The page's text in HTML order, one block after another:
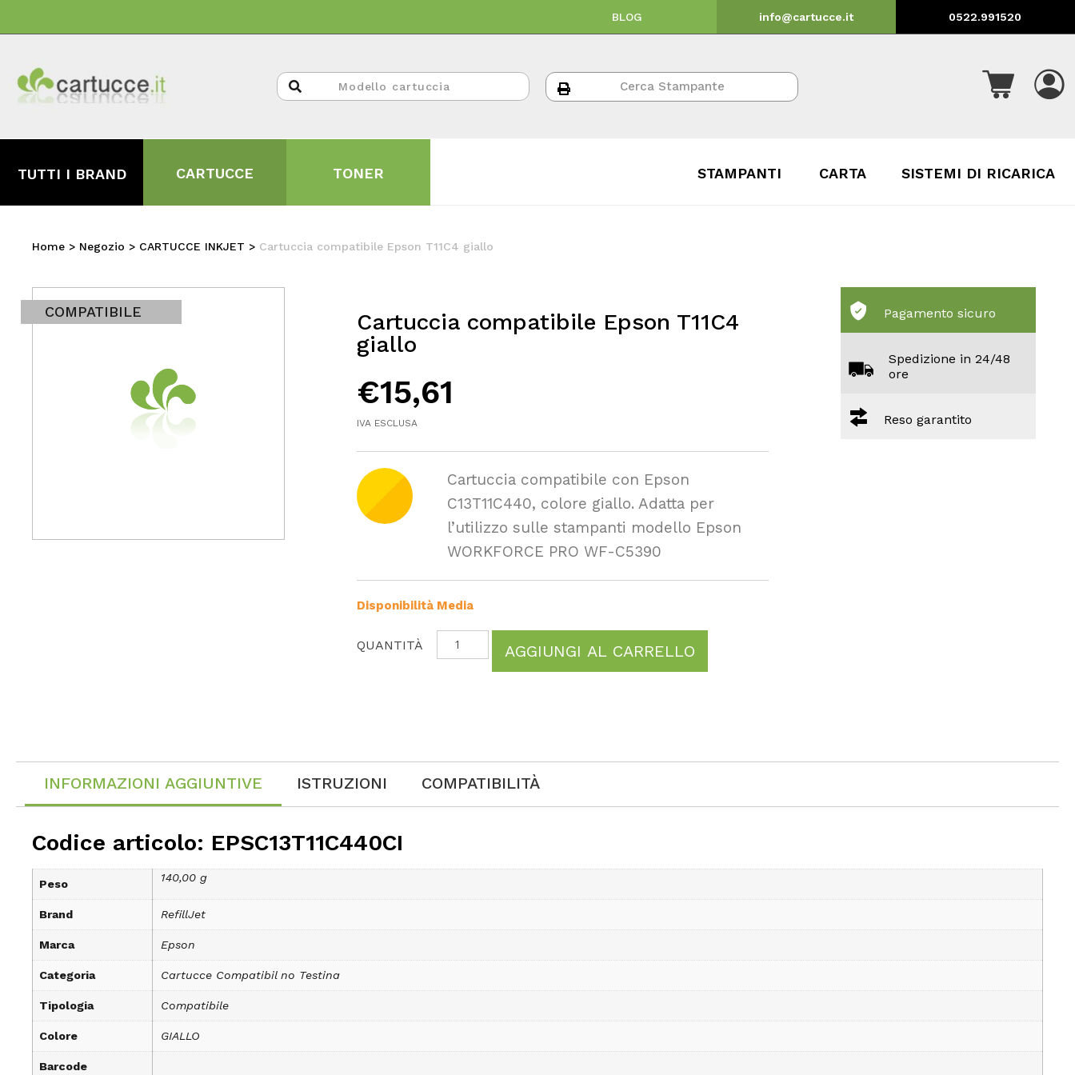
BLOG info@cartucce.it 0522.991520
TUTTI I BRAND CARTUCCE TONER STAMPANTI CARTA SISTEMI DI RICARICA
Home > Negozio > CARTUCCE INKJET > Cartuccia compatibile Epson T11C4 giallo
COMPATIBILE
Cartuccia compatibile Epson T11C4
giallo
€15,61
IVA ESCLUSA
Cartuccia compatibile con Epson
C13T11C440, colore giallo. Adatta per
l’utilizzo sulle stampanti modello Epson
WORKFORCE PRO WF-C5390
Disponibilità Media
AGGIUNGI AL CARRELLO
Pagamento sicuro
Spedizione in 24/48
ore
Reso garantito
INFORMAZIONI AGGIUNTIVE ISTRUZIONI COMPATIBILITÀ
Codice articolo: EPSC13T11C440CI
Peso 140,00 g
Brand RefillJet
Marca Epson
Categoria Cartucce Compatibil no Testina
Tipologia Compatibile
Colore GIALLO
Barcode